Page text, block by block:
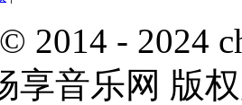
2014 - 2024
享音乐网 版